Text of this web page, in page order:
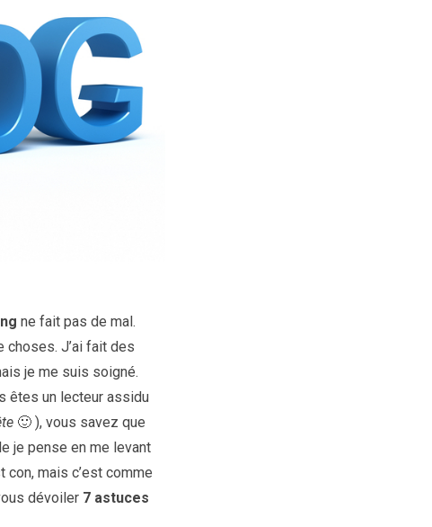
ne fait pas de mal.
choses. J’ai fait des
je me suis soigné.
êtes un lecteur assidu
🙂 ), vous savez que
je pense en me levant
con, mais c’est comme
dévoiler 7 astuces